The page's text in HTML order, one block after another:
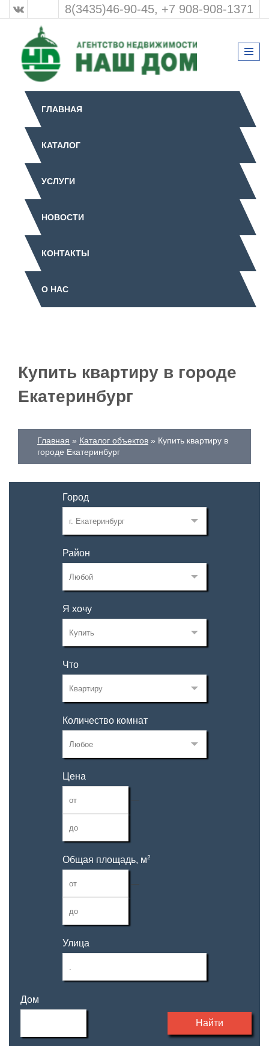
8(3435)46-90-45, +7 908-908-1371
ГЛАВНАЯ
КАТАЛОГ
УСЛУГИ
НОВОСТИ
КОНТАКТЫ
О НАС
Купить квартиру в городе
Екатеринбург
Главная Каталог объектов
Купить квартиру в
городе Екатеринбург
Город
Район
Я хочу
Что
Количество комнат
Цена
—
Общая площадь, м2
—
Улица
Дом
Найти